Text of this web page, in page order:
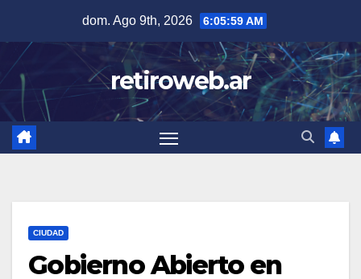
content
dom. Ago 9th, 2026 6:06:00 AM
retiroweb.ar
CIUDAD
Gobierno Abierto en